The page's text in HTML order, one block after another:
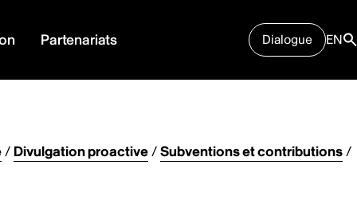
Partenariats Dialogue EN
/ Divulgation proactive/Subventions et contributions/